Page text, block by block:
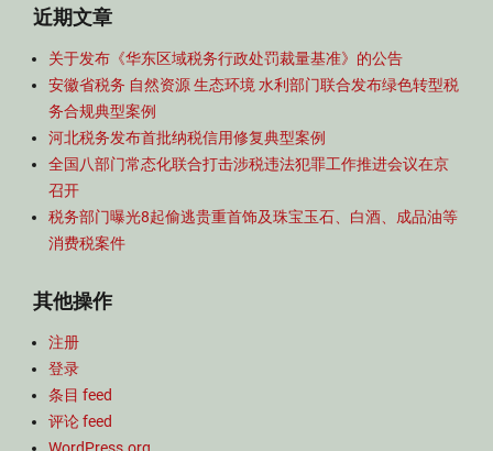
近期文章
关于发布《华东区域税务行政处罚裁量基准》的公告
安徽省税务 自然资源 生态环境 水利部门联合发布绿色转型税
务合规典型案例
河北税务发布首批纳税信用修复典型案例
全国八部门常态化联合打击涉税违法犯罪工作推进会议在京
召开
税务部门曝光8起偷逃贵重首饰及珠宝玉石、白酒、成品油等
消费税案件
其他操作
注册
登录
条目 feed
评论 feed